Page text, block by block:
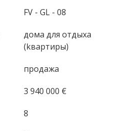
FV - GL - 08
домa для отдыха
(kвартиры)
продажа
3 940 000 €
8